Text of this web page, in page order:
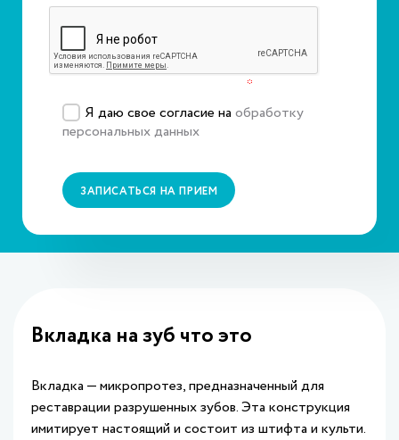
*
Я даю свое согласие на обработку
персональных данных
ЗАПИСАТЬСЯ НА ПРИЕМ
Вкладка на зуб что это
Вкладка — микропротез, предназначенный для
реставрации разрушенных зубов. Эта конструкция
имитирует настоящий и состоит из штифта и культи.